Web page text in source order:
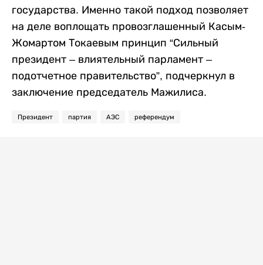
государства. Именно такой подход позволяет
на деле воплощать провозглашенный Касым-
Жомартом Токаевым принцип “Сильный
президент – влиятельный парламент –
подотчетное правительство”, подчеркнул в
заключение председатель Мажилиса.
Президент партия АЭС референдум